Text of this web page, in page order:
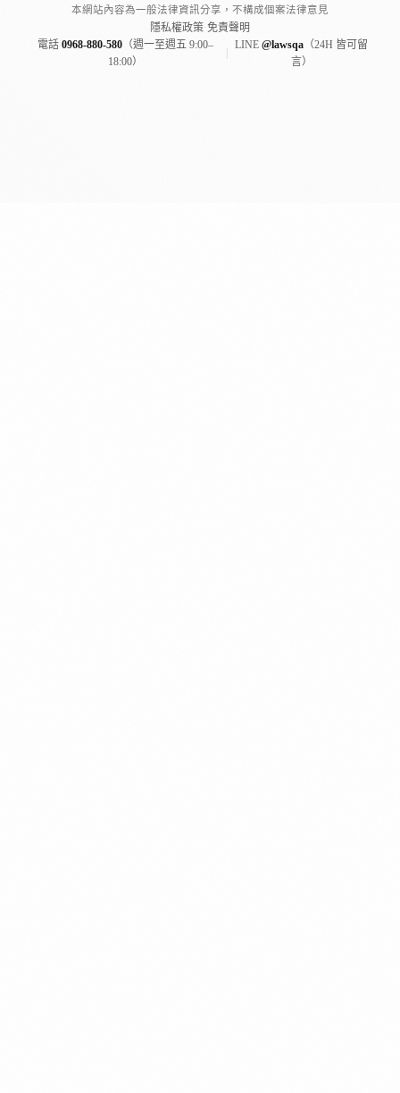
本網站內容為一般法律資訊分享，不構成個案法律意見
隱私權政策·免責聲明
電話0968-880-580 （週一至週五 9:00–
18:00）
LINE@lawsqa （24H 皆可留
言）